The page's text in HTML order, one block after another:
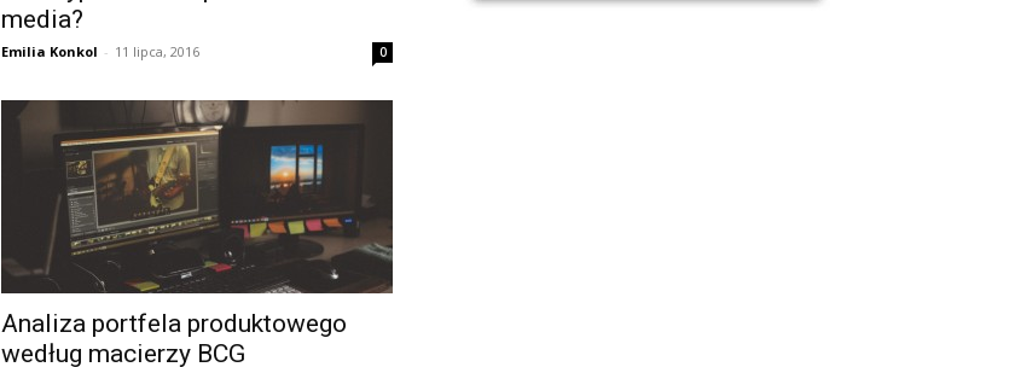
media?
Emilia Konkol - 11 lipca, 2016 0
Analiza portfela produktowego
według macierzy BCG